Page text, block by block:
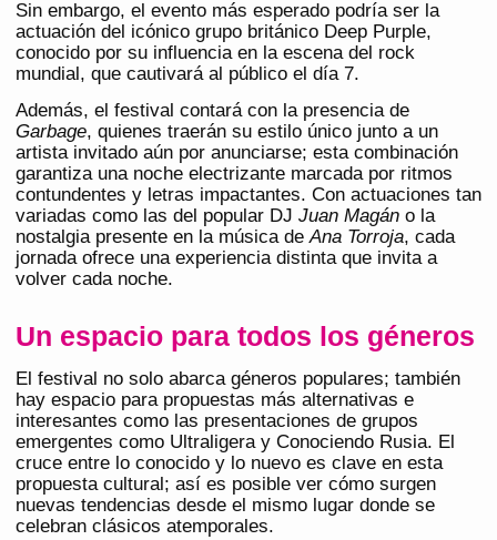
Sin embargo, el evento más esperado podría ser la
actuación del icónico grupo británico Deep Purple,
conocido por su influencia en la escena del rock
mundial, que cautivará al público el día 7.
Además, el festival contará con la presencia de
Garbage, quienes traerán su estilo único junto a un
artista invitado aún por anunciarse; esta combinación
garantiza una noche electrizante marcada por ritmos
contundentes y letras impactantes. Con actuaciones tan
variadas como las del popular DJ Juan Magán o la
nostalgia presente en la música deAna Torroja, cada
jornada ofrece una experiencia distinta que invita a
volver cada noche.
Un espacio para todos los géneros
El festival no solo abarca géneros populares; también
hay espacio para propuestas más alternativas e
interesantes como las presentaciones de grupos
emergentes como Ultraligera y Conociendo Rusia. El
cruce entre lo conocido y lo nuevo es clave en esta
propuesta cultural; así es posible ver cómo surgen
nuevas tendencias desde el mismo lugar donde se
celebran clásicos atemporales.